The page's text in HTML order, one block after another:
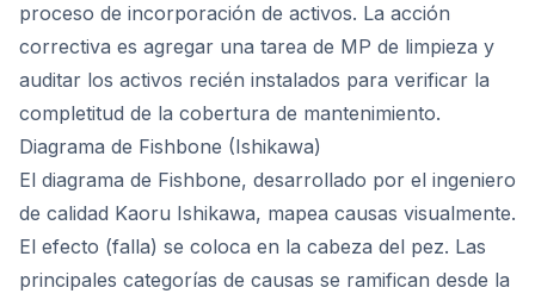
proceso de incorporación de activos. La acción
correctiva es agregar una tarea de MP de limpieza y
auditar los activos recién instalados para verificar la
completitud de la cobertura de mantenimiento.
Diagrama de Fishbone (Ishikawa)
El diagrama de Fishbone, desarrollado por el ingeniero
de calidad Kaoru Ishikawa, mapea causas visualmente.
El efecto (falla) se coloca en la cabeza del pez. Las
principales categorías de causas se ramifican desde la